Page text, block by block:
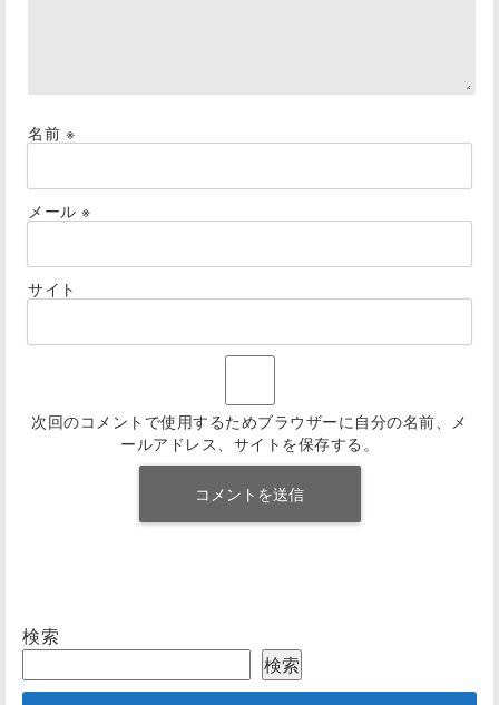
名前 ※
メール ※
サイト
次回のコメントで使用するためブラウザーに自分の名前、メ
ールアドレス、サイトを保存する。
検索
検索